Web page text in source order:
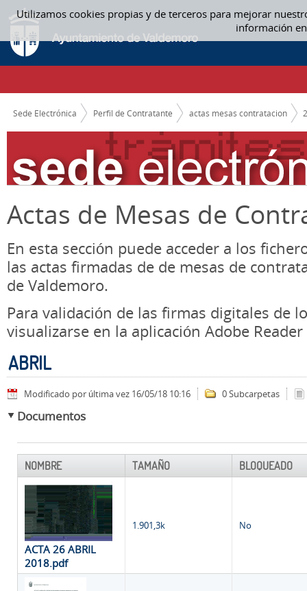
Utilizamos cookies propias y de terceros para mejorar
información
Saltar al contenido
ABRIL - ACTAS MESAS CONTRATACION
CAMINO DE MIGAS
Sede Electrónica Perfil de Contratante actas mesas contratacion
Actas de Mesas de
En esta sección puede acceder a los
las actas firmadas de de mesas de
de Valdemoro.
Para validación de las firmas digitales de
visualizarse en la aplicación Adobe Reader
ABRIL
Modificado por última vez 16/05/18 10:16 0 Subcarpetas
Documentos
NOMBRE TAMAÑO BLOQUEADO
ACTA 26 ABRIL
2018.pdf
1.901,3k No